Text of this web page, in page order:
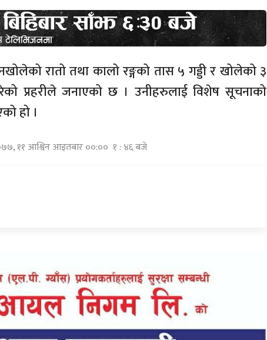
रातो तथा कालो रङ्गको तास ५ गड्डी र खोलेको ३
प्रहरीले जनाएको छ । उनीहरुलाई विशेष सूचनाको
हो ।
११ आश्विन आइतबार ००:०० १ : ४६ बजे